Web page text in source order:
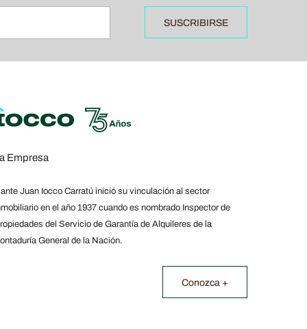
SUSCRIBIRSE
Empresa
Juan Iocco Carratú inició su vinculación al sector
en el año 1937 cuando es nombrado Inspector de
del Servicio de Garantía de Alquileres de la
General de la Nación.
Conozca +